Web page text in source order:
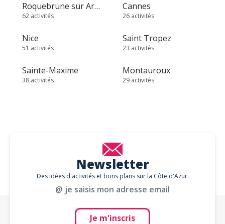
Roquebrune sur Argens
62 activités
Cannes
26 activités
Nice
51 activités
Saint Tropez
23 activités
Sainte-Maxime
38 activités
Montauroux
29 activités
Newsletter
Des idées d'activités et bons plans sur la Côte d'Azur.
@ je saisis mon adresse email
Je m'inscris